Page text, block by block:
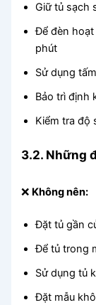
Giữ tủ sạch
Để đèn
phút
Sử dụng
Bảo trì định
Kiểm tra độ
3.2. Những
❌ Không nên:
Đặt tủ gần
Để tủ trong
Sử dụng tủ
Đặt mẫu